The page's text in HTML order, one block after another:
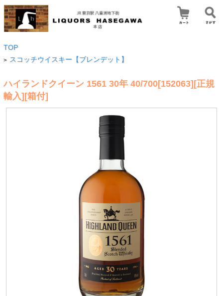
TOP
> スコッチウイスキー【ブレンデット】
ハイランドクイーン 1561 30年 40/700[152063][正規
輸入][箱付]